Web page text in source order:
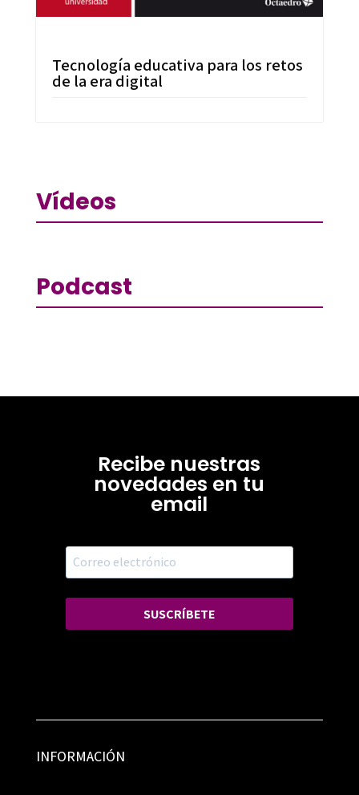
Tecnología educativa para los retos
de la era digital
Vídeos
Podcast
Recibe nuestras
novedades en tu
email
SUSCRÍBETE
INFORMACIÓN